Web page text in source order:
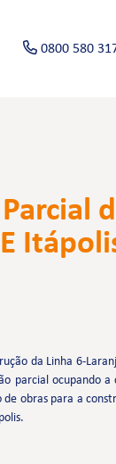
0800 580
da Linha 6-
parcial ocupando a
obras para a